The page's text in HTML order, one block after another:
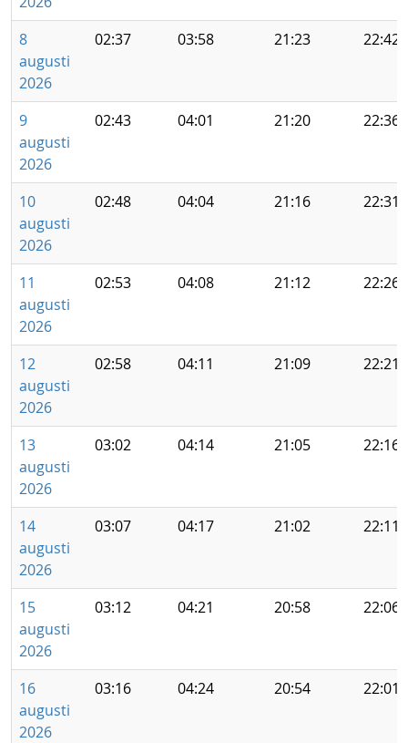
8
augusti
2026
02:37 03:58 21:23 22:42
9
augusti
2026
02:43 04:01 21:20 22:36
10
augusti
2026
02:48 04:04 21:16 22:31
11
augusti
2026
02:53 04:08 21:12 22:26
12
augusti
2026
02:58 04:11 21:09 22:21
13
augusti
2026
03:02 04:14 21:05 22:16
14
augusti
2026
03:07 04:17 21:02 22:11
15
augusti
2026
03:12 04:21 20:58 22:06
16
augusti
2026
03:16 04:24 20:54 22:01